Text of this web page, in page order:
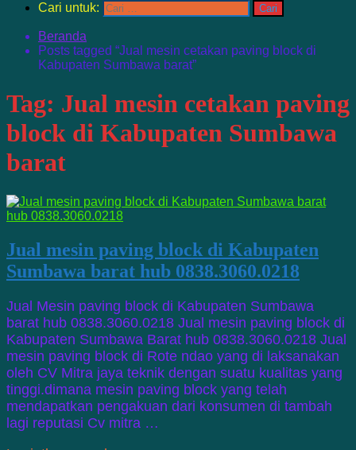
Cari untuk:
Beranda
Posts tagged “Jual mesin cetakan paving block di
Kabupaten Sumbawa barat”
Tag: Jual mesin cetakan paving
block di Kabupaten Sumbawa
barat
Jual mesin paving block di Kabupaten
Sumbawa barat hub 0838.3060.0218
Jual Mesin paving block di Kabupaten Sumbawa
barat hub 0838.3060.0218 Jual mesin paving block di
Kabupaten Sumbawa Barat hub 0838.3060.0218 Jual
mesin paving block di Rote ndao yang di laksanakan
oleh CV Mitra jaya teknik dengan suatu kualitas yang
tinggi.dimana mesin paving block yang telah
mendapatkan pengakuan dari konsumen di tambah
lagi reputasi Cv mitra …